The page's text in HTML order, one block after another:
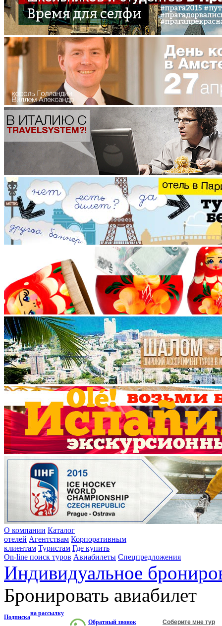
О компании Каталог
отелей Агентствам Корпоративным
клиентам Туристам Где купить
On-line поиск туров Авиабилеты Спецпредложения
Индивидуальное
Бронировать авиабилет
Обратный звонок Соберите мне тур
Подписка
на рассылку